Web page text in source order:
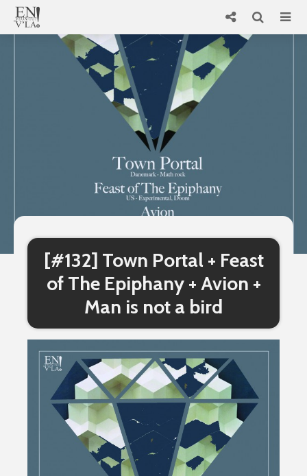
[#132] Town Portal + Feast
of The Epiphany + Avion +
Man is not a bird